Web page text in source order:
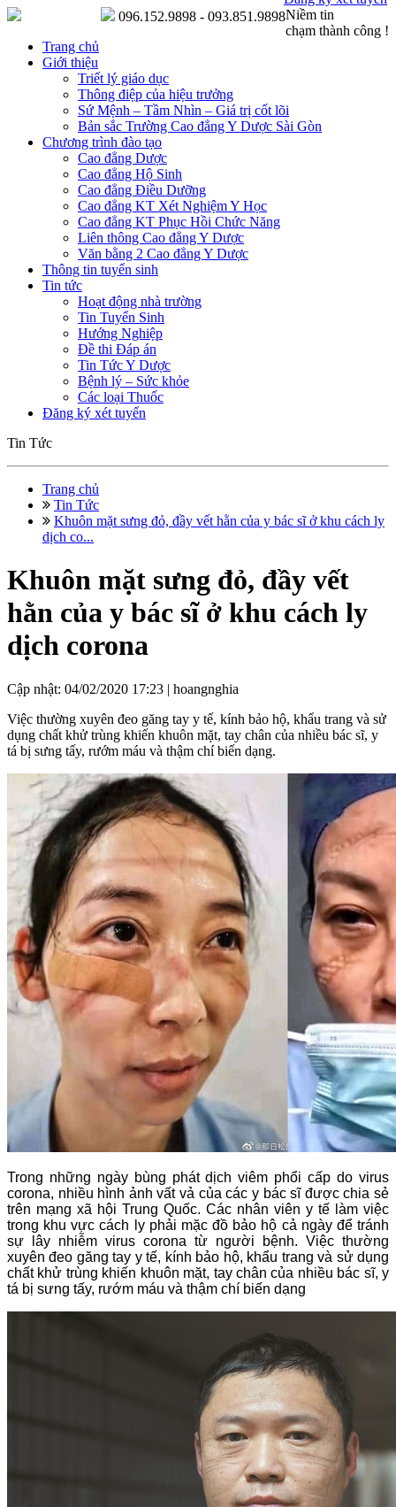
Niềm tin
chạm thành công !
096.152.9898 - 093.851.9898
Trang chủ
Giới thiệu
Triết lý giáo dục
Thông điệp của hiệu trưởng
Sứ Mệnh – Tầm Nhìn – Giá trị cốt lõi
Bản sắc Trường Cao đẳng Y Dược Sài Gòn
Chương trình đào tạo
Cao đẳng Dược
Cao đẳng Hộ Sinh
Cao đẳng Điều Dưỡng
Cao đẳng KT Xét Nghiệm Y Học
Cao đẳng KT Phục Hồi Chức Năng
Liên thông Cao đẳng Y Dược
Văn bằng 2 Cao đẳng Y Dược
Thông tin tuyển sinh
Tin tức
Hoạt động nhà trường
Tin Tuyển Sinh
Hướng Nghiệp
Đề thi Đáp án
Tin Tức Y Dược
Bệnh lý – Sức khỏe
Các loại Thuốc
Đăng ký xét tuyển
Tin Tức
Trang chủ
Tin Tức
Khuôn mặt sưng đỏ, đầy vết hằn của y bác sĩ ở khu cách ly
dịch co...
Khuôn mặt sưng đỏ, đầy vết
hằn của y bác sĩ ở khu cách ly
dịch corona
Cập nhật: 04/02/2020 17:23 | hoangnghia
Việc thường xuyên đeo găng tay y tế, kính bảo hộ, khẩu trang và sử
dụng chất khử trùng khiến khuôn mặt, tay chân của nhiều bác sĩ, y
tá bị sưng tấy, rướm máu và thậm chí biến dạng.
Trong những ngày bùng phát dịch viêm phổi cấp do virus
corona, nhiều hình ảnh vất vả của các y bác sĩ được chia sẻ
trên mạng xã hội Trung Quốc. Các nhân viên y tế làm việc
trong khu vực cách ly phải mặc đồ bảo hộ cả ngày để tránh
sự lây nhiễm virus corona từ người bệnh. Việc thường
xuyên đeo găng tay y tế, kính bảo hộ, khẩu trang và sử dụng
chất khử trùng khiến khuôn mặt, tay chân của nhiều bác sĩ, y
tá bị sưng tấy, rướm máu và thậm chí biến dạng